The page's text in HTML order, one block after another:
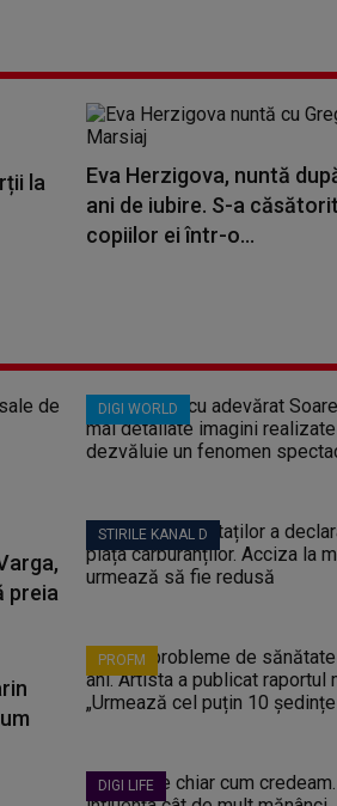
la
Eva Herzigova, nuntă
ani de iubire. S-a
copiilor ei într-o...
preia
DIGI WORLD
STIRILE KANAL D
PROFM
DIGI LIFE